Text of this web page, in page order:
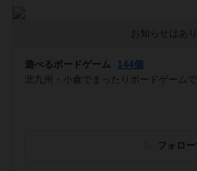
お知らせはあり
遊べるボードゲーム
144個
北九州・小倉でまったりボードゲーム
フォロ